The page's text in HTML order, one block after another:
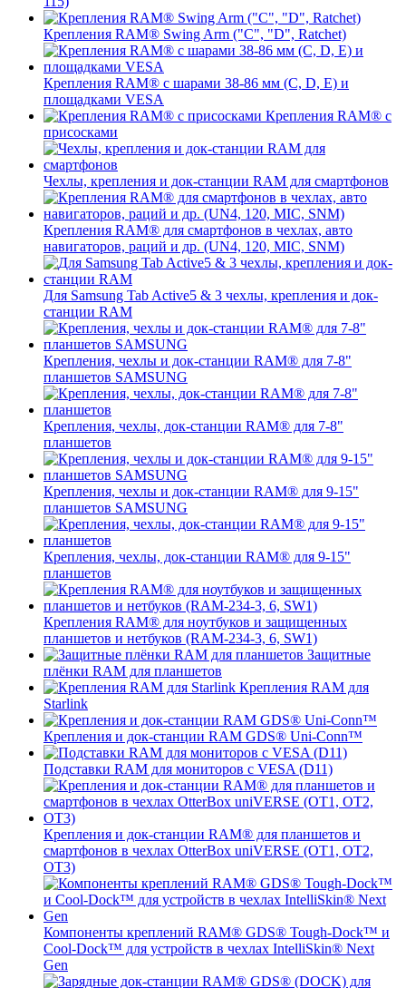
Крепления RAM® Swing Arm ("C", "D", Ratchet)
Крепления RAM® с шарами 38-86 мм (C, D, E) и
площадками VESA
Крепления RAM® с
присосками
Чехлы, крепления и док-станции RAM для смартфонов
Крепления RAM® для смартфонов в чехлах, авто
навигаторов, раций и др. (UN4, 120, MIC, SNM)
Для Samsung Tab Active5 & 3 чехлы, крепления и док-
станции RAM
Крепления, чехлы и док-станции RAM® для 7-8"
планшетов SAMSUNG
Крепления, чехлы, док-станции RAM® для 7-8"
планшетов
Крепления, чехлы и док-станции RAM® для 9-15"
планшетов SAMSUNG
Крепления, чехлы, док-станции RAM® для 9-15"
планшетов
Крепления RAM® для ноутбуков и защищенных
планшетов и нетбуков (RAM-234-3, 6, SW1)
Защитные
плёнки RAM для планшетов
Крепления RAM для
Starlink
Крепления и док-станции RAM GDS® Uni-Conn™
Подставки RAM для мониторов с VESA (D11)
Крепления и док-станции RAM® для планшетов и
смартфонов в чехлах OtterBox uniVERSE (OT1, OT2,
OT3)
Компоненты креплений RAM® GDS® Tough-Dock™ и
Cool-Dock™ для устройств в чехлах IntelliSkin® Next
Gen